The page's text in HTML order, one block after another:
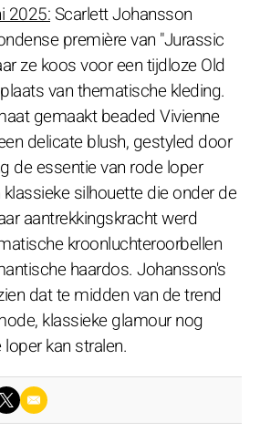
2025:Scarlett Johansson
première van "Jurassic
ze koos voor een tijdloze Old
van thematische kleding.
gemaakt beaded Vivienne
delicate blush, gestyled door
de essentie van rode loper
silhouette die onder de
aantrekkingskracht werd
kroonluchteroorbellen
haardos. Johansson's
dat te midden van de trend
klassieke glamour nog
kan stralen.